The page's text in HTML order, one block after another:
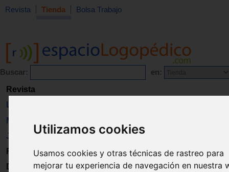
Utilizamos cookies
Usamos cookies y otras técnicas de rastreo para
mejorar tu experiencia de navegación en nuestra
Revista Tienda Bolsa Trabajo
Buscar: en:
Revista
Libros
Material
Juguetes
Formación
Directorio